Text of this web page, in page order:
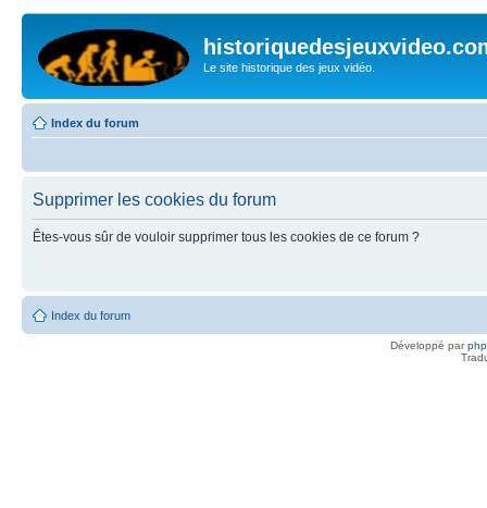
Le site historique des jeux vidéo.
Index du forum
Supprimer les cookies du forum
Êtes-vous sûr de vouloir supprimer tous les cookies de ce forum ?
Index du forum
Développé par